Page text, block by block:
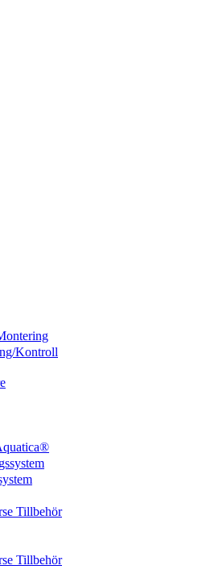
Kontroll
Tillbehör
Tillbehör